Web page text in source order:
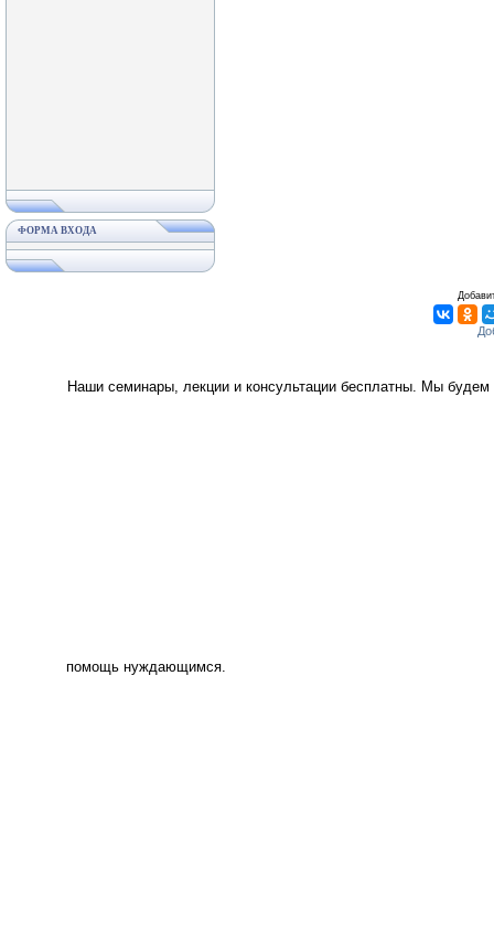
ФОРМА ВХОДА
Наши семинары, лекции и консультации бесплатны. Мы
помощь нуждающимся.